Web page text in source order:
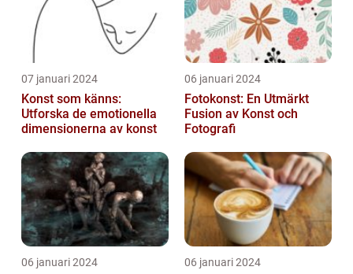
07 januari 2024
Konst som känns:
Utforska de emotionella
dimensionerna av konst
06 januari 2024
Fotokonst: En Utmärkt
Fusion av Konst och
Fotografi
06 januari 2024 06 januari 2024